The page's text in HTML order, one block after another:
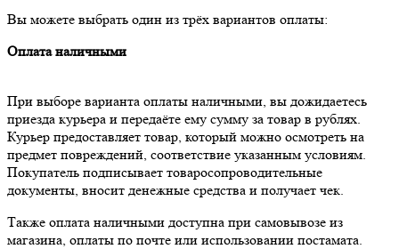
Вы можете выбрать один из трёх вариантов оплаты:
Оплата наличными
При выборе варианта оплаты наличными, вы дожидаетесь
приезда курьера и передаёте ему сумму за товар в рублях.
Курьер предоставляет товар, который можно осмотреть на
предмет повреждений, соответствие указанным условиям.
Покупатель подписывает товаросопроводительные
документы, вносит денежные средства и получает чек.
Также оплата наличными доступна при самовывозе из
магазина, оплаты по почте или использовании постамата.